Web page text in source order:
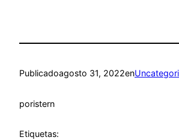
Publicadoagosto 31, 2022en
poristern
Etiquetas: